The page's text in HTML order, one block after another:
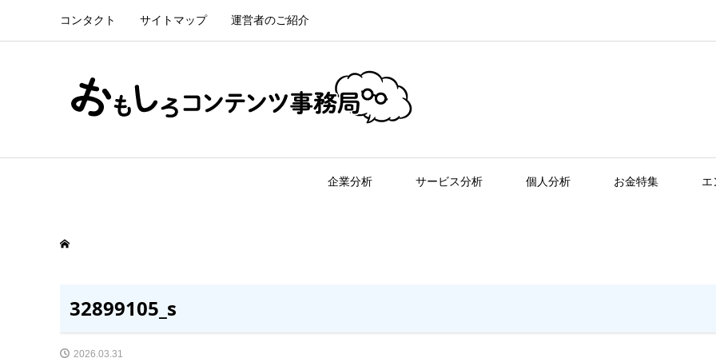
コンタクト サイトマップ 運営者のご紹介
企業分析 サービス分析 個人分析 お金特集 エ
32899105_s
2026.03.31